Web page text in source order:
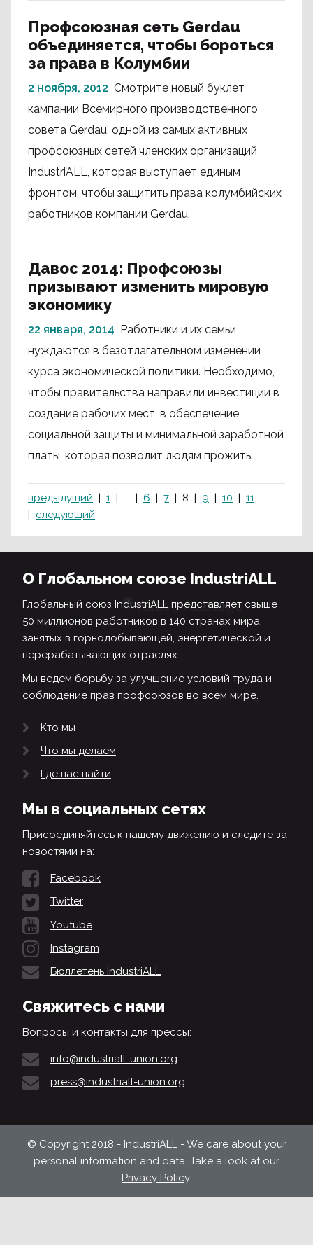
Профсоюзная сеть Gerdau
объединяется, чтобы бороться
за права в Колумбии
2 ноября, 2012 Смотрите новый буклет
кампании Всемирного производственного
совета Gerdau, одной из самых активных
профсоюзных сетей членских организаций
IndustriALL, которая выступает единым
фронтом, чтобы защитить права колумбийских
работников компании Gerdau.
Давос 2014: Профсоюзы
призывают изменить мировую
экономику
22 января, 2014 Работники и их семьи
нуждаются в безотлагательном изменении
курса экономической политики. Необходимо,
чтобы правительства направили инвестиции в
создание рабочих мест, в обеспечение
социальной защиты и минимальной заработной
платы, которая позволит людям прожить.
предыдущий 1 ... 6 7 8 9 10
11
следующий
О Глобальном союзе IndustriALL
Глобальный союз IndustriALL представляет свыше
50 миллионов работников в 140 странах мира,
занятых в горнодобывающей, энергетической и
перерабатывающих отраслях.
Мы ведем борьбу за улучшение условий труда и
соблюдение прав профсоюзов во всем мире.
Кто мы
Что мы делаем
Где нас найти
Мы в социальных сетях
Присоединяйтесь к нашему движению и следите за
новостями на:
Facebook
Twitter
Youtube
Instagram
Бюллетень IndustriALL
Свяжитесь с нами
Вопросы и контакты для прессы:
info@industriall-union.org
press@industriall-union.org
© Copyright 2018 - IndustriALL - We care about your
personal information and data. Take a look at our
Privacy Policy.